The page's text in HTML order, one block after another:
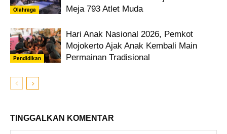
Olahraga
Meja 793 Atlet Muda
Pendidikan
Hari Anak Nasional 2026, Pemkot
Mojokerto Ajak Anak Kembali Main
Permainan Tradisional
TINGGALKAN KOMENTAR